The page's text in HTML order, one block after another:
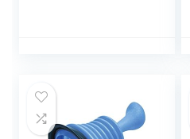
gootsteen plunjer
sanitair slang
(zwart)